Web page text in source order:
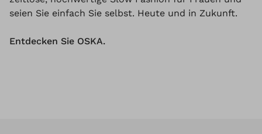
seien Sie einfach Sie selbst. Heute und in Zukunft.
Entdecken Sie OSKA.